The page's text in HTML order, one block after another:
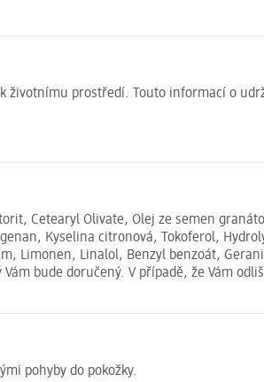
životnímu prostředí. Touto informací o
Cetearyl Olivate, Olej ze semen
Kyselina citronová, Tokoferol,
Limonen, Linalol, Benzyl benzoát,
bude doručený. V případě, že Vám
pohyby do pokožky.